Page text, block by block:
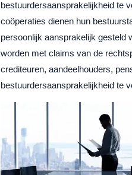
bestuurdersaansprakelijkheid te
coöperaties dienen hun
persoonlijk aansprakelijk gesteld
worden met claims van de
crediteuren, aandeelhouders,
bestuurdersaansprakelijkheid te